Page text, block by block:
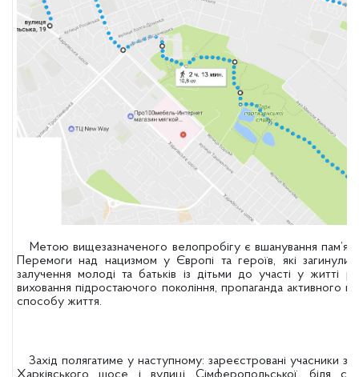
Метою вищезазначеного велопробігу є вшанування пам’яті
Перемоги над нацизмом у Європі та героїв, які
залучення молоді та батьків із дітьми до участі у житті
виховання підростаючого покоління, пропаганда активного
способу життя.
Захід полягатиме у наступному: зареєстровані учасники